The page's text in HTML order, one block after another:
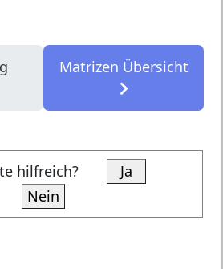
Matrizen Übersicht
hilfreich?
Ja
Nein